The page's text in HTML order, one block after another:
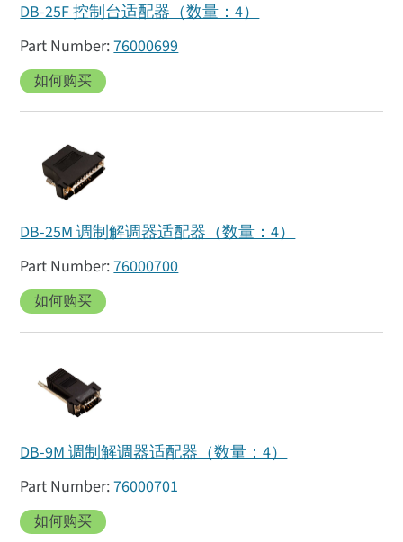
DB-25F 控制台适配器（数量：4）
76000699
如何购买
DB-25M 调制解调器适配器（数量：4）
76000700
如何购买
DB-9M 调制解调器适配器（数量：4）
76000701
如何购买